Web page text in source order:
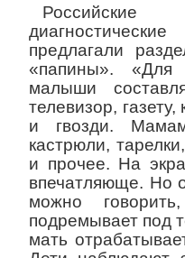
Российские
предлагали
«папины».
малыши
телевизор,
и гвозди.
кастрюли,
и прочее. На
впечатляюще. Но
можно
подремывает под
мать